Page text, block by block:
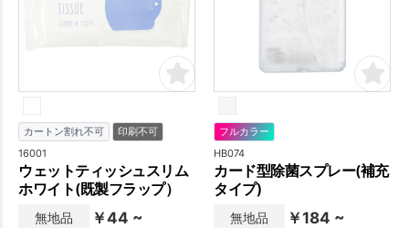
カートン割れ不可 印刷不可
16001
ウェットティッシュスリム
ホワイト(既製フラップ）
無地品 ￥44 ~
フルカラー
HB074
カード型除菌スプレー(補充
タイプ)
無地品 ￥184 ~